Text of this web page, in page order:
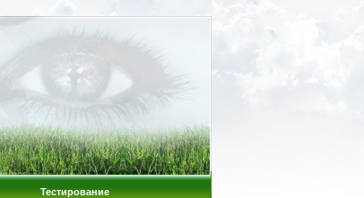
Тестирование